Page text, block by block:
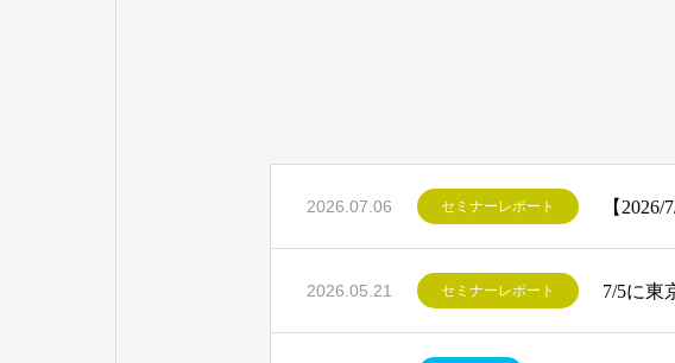
2026.07.06 セミナーレポート
2026.05.21 セミナーレポート